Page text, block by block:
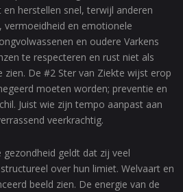
herstellen snel, terwijl anderen
vermoeidheid en emotionele
en oudere Varkens
te respecteren en rust niet als
zien. De #2 Ster van Ziekte wijst erop
moeten worden; preventie en
Juist wie zijn tempo aanpast aan
veerkrachtig.
geldt dat zij veel
over hun limiet. Welvaart en
beeld zien. De energie van de